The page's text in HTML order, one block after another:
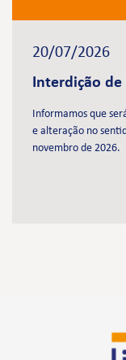
20/07/2026
Interdição de
Informamos que
e alteração no
novembro de 2026.